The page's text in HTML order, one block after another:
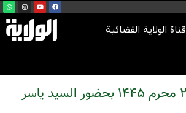
قناة الولاية الفضائية
ما قبل الطف 25 محرم 1445 بحضور السید یاسر